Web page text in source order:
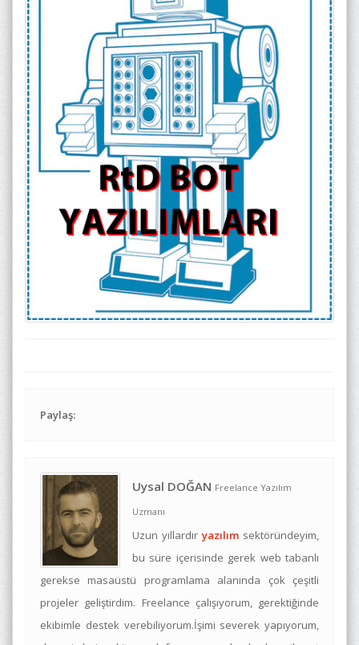
Paylaş:
Uysal DOĞAN Freelance Yazılım
Uzmanı
Uzun yıllardır yazılım sektöründeyim,
bu süre içerisinde gerek web tabanlı
gerekse masaüstü programlama alanında çok çeşitli
projeler geliştirdim. Freelance çalışıyorum, gerektiğinde
ekibimle destek verebiliyorum.İşimi severek yapıyorum,